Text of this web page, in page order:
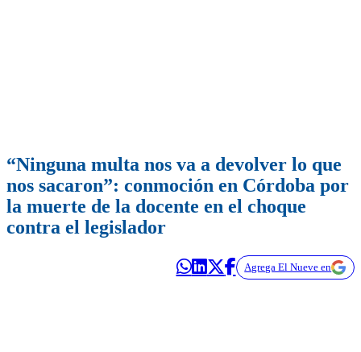
“Ninguna multa nos va a devolver lo que
nos sacaron”: conmoción en Córdoba por
la muerte de la docente en el choque
contra el legislador
Agrega El Nueve en